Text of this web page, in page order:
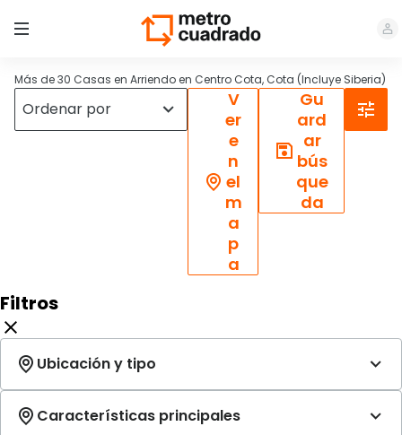
Más de 30 Casas en Arriendo en Centro Cota, Cota (Incluye Siberia)
V
er
e
n
el
m
a
p
a
Gu
ard
ar
bús
que
da
Filtros